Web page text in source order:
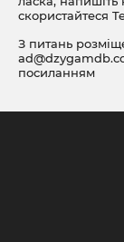
скористайтеся
З питань
посиланням